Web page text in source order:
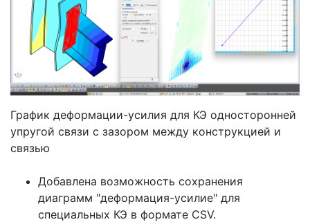
График деформации-усилия для КЭ односторонней
упругой связи с зазором между конструкцией и
связью
Добавлена возможность сохранения
диаграмм "деформация-усилие" для
специальных КЭ в формате CSV.